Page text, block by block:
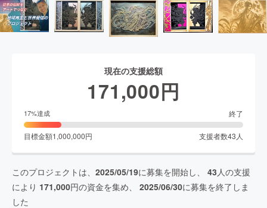
現在の支援総額
171,000円
17%達成 終了
目標金額1,000,000円 支援者数43 人
このプロジェクトは、 2025/05/19に募集を開始し、 43 人の支援
により 171,000円の資金を集め、 2025/06/30に募集を終了しま
した